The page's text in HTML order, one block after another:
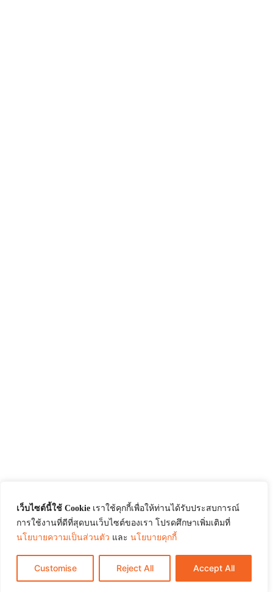
เว็บไซต์นี้ใช้ Cookie เราใช้คุกกี้เพื่อให้ท่านได้รับประสบการณ์
การใช้งานที่ดีที่สุดบนเว็บไซต์ของเรา โปรดศึกษาเพิ่มเติมที่
นโยบายความเป็นส่วนตัว และ นโยบายคุกกี้
Customise Reject All Accept All